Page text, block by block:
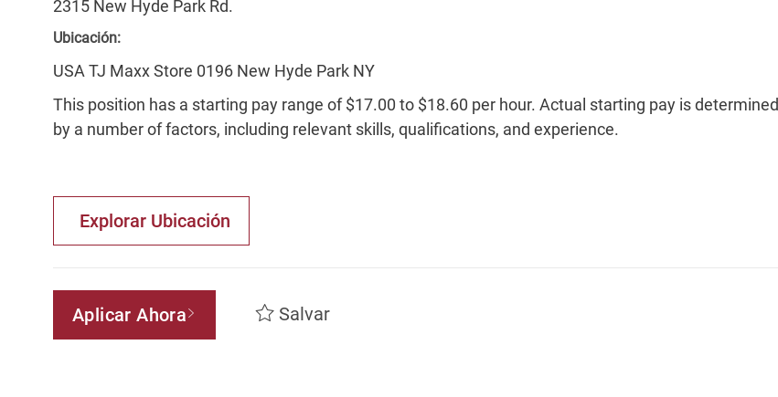
2315 New Hyde Park Rd.
Ubicación:
USA TJ Maxx Store 0196 New Hyde Park NY
This position has a starting pay range of $17.00 to $18.60 per hour. Actual starting pay is determined
by a number of factors, including relevant skills, qualifications, and experience.
Explorar Ubicación
Aplicar Ahora Salvar